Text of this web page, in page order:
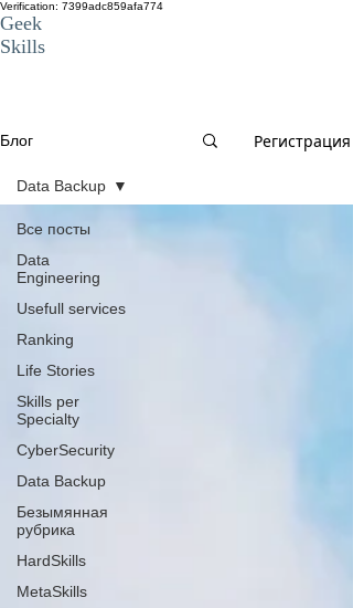
Verification: 7399adc859afa774
Geek
Skills
Блог Регистрация
Все посты
Data
Engineering
Usefull services
Ranking
Life Stories
Skills per
Specialty
CyberSecurity
Data Backup
Безымянная
рубрика
HardSkills
MetaSkills
Data Backup